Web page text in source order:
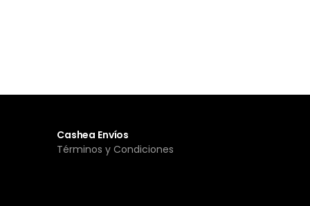
Cashea Envíos
Términos y Condiciones